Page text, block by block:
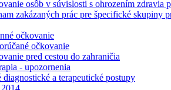
osôb v súvislosti s ohrozením zdravia
zakázaných prác pre špecifické skupiny
očkovanie
očkovanie
pred cestou do zahraničia
- upozornenia
diagnostické a terapeutické postupy